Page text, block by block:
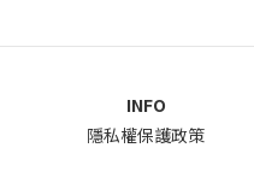
INFO
隱私權保護政策